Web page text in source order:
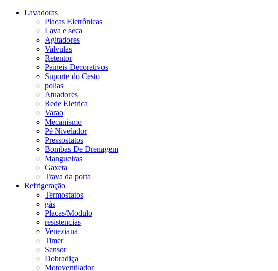
Lavadoras
Placas Eletrônicas
Lava e seca
Agitadores
Valvulas
Retentor
Paineis Decorativos
Suporte do Cesto
polias
Atuadores
Rede Eletrica
Varao
Mecanismo
Pé Nivelador
Pressostatos
Bombas De Drenagem
Mangueiras
Gaxeta
Trava da porta
Refrigeração
Termostatos
gás
Placas/Modulo
resistencias
Veneziana
Timer
Sensor
Dobradiça
Motoventilador